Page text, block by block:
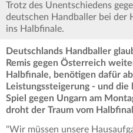
Trotz des Unentschiedens
deutschen Handballer bei der
ins Halbfinale.
Deutschlands Handballer
Remis gegen Österreich
Halbfinale, benötigen dafür
Leistungssteigerung - und
Spiel gegen Ungarn am
droht der Traum vom
"Wir müssen unsere